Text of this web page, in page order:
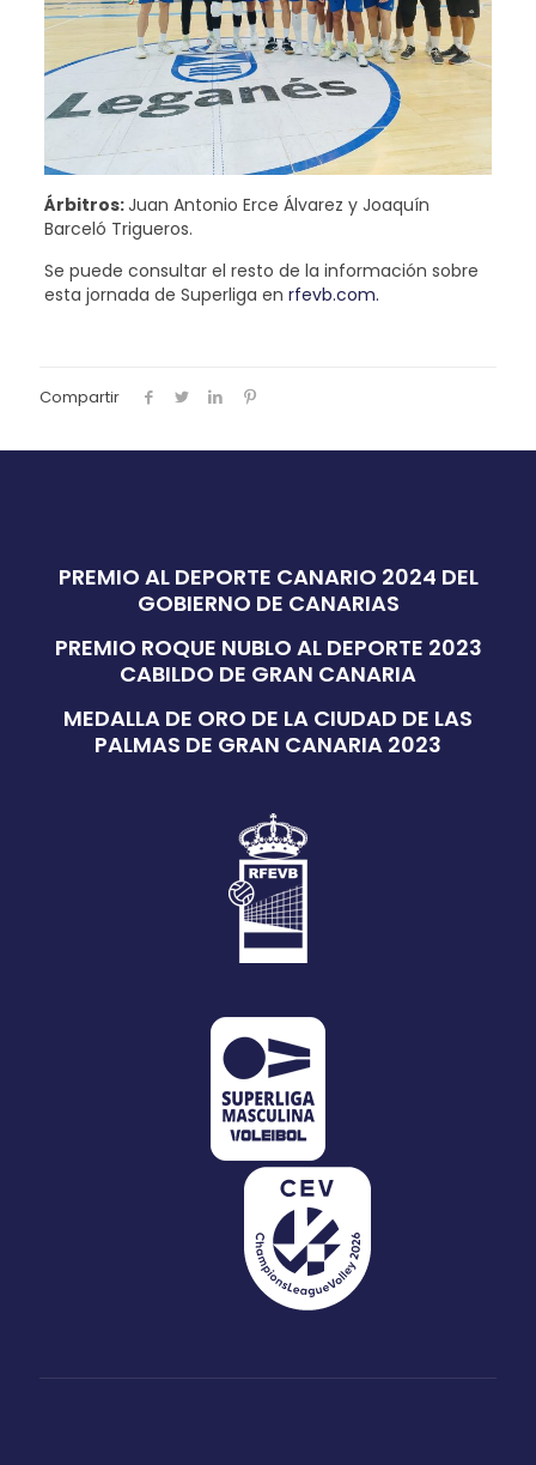
Árbitros:Juan Antonio Erce Álvarez y Joaquín
Barceló Trigueros.
Se puede consultar el resto de la información sobre
esta jornada de Superliga en rfevb.com.
Compartir
PREMIO AL DEPORTE CANARIO 2024 DEL
GOBIERNO DE CANARIAS
PREMIO ROQUE NUBLO AL DEPORTE 2023
CABILDO DE GRAN CANARIA
MEDALLA DE ORO DE LA CIUDAD DE LAS
PALMAS DE GRAN CANARIA 2023